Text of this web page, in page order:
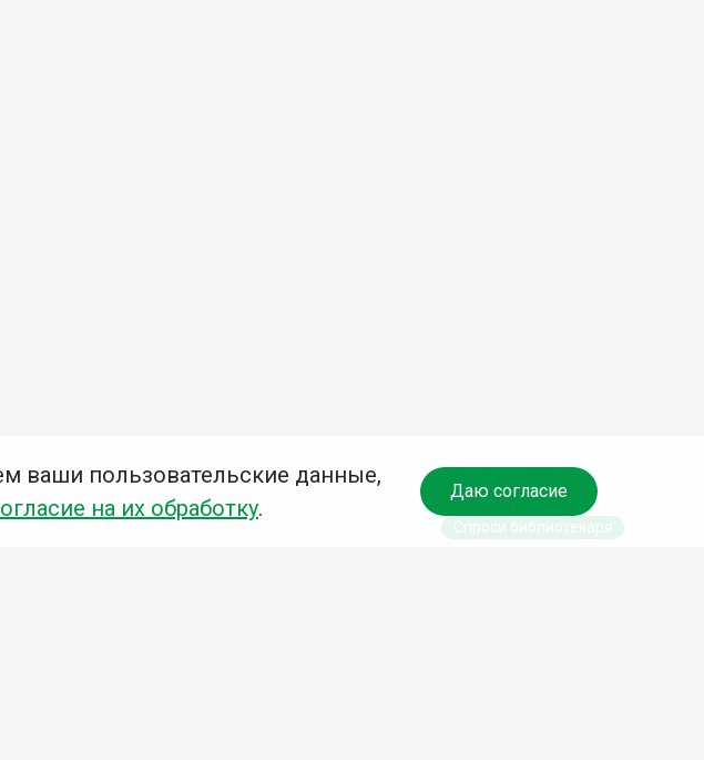
ваши пользовательские данные,
на их обработку.
Даю согласие
Спроси библиотекаря